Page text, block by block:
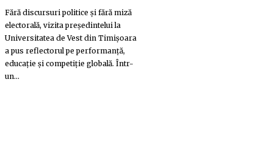
Fără discursuri politice și fără miză
electorală, vizita președintelui la
Universitatea de Vest din Timișoara
a pus reflectorul pe performanță,
educație și competiție globală. Într-
un...